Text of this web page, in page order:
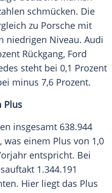
schmücken. Die
zu Porsche mit
niedrigen Niveau. Audi
Rückgang, Ford
steht bei 0,1 Prozent
minus 7,6 Prozent.
Plus
insgesamt 638.944
was einem Plus von 1,0
entspricht. Bei
1.344.191
Hier liegt das Plus